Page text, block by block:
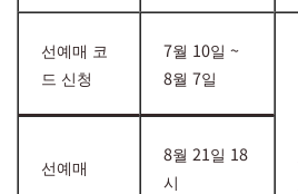
선예매 코
드 신청
7월 10일 ~
8월 7일
선예매
8월 21일 18
시